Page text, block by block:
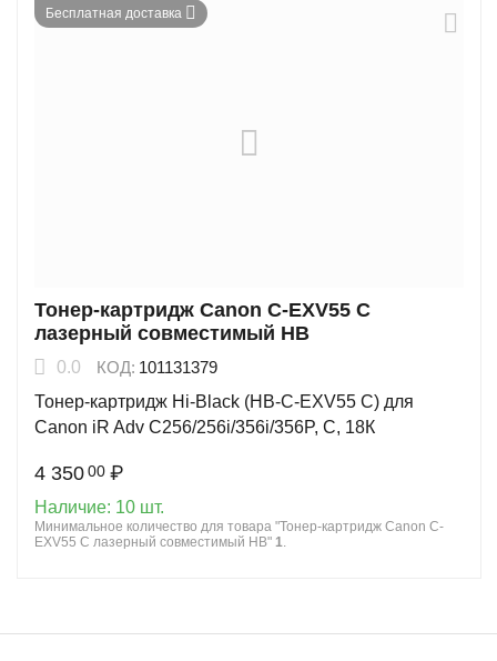
Бесплатная доставка
Тонер-картридж Canon C-EXV55 C
лазерный совместимый HB
0.0 КОД: 101131379
Тонер-картридж Hi-Black (HB-C-EXV55 C) для
Canon iR Adv C256/256i/356i/356P, C, 18К
4 350 00 ₽
Наличие: 10 шт.
Минимальное количество для товара "Тонер-картридж Canon C-
EXV55 C лазерный совместимый HB" 1.